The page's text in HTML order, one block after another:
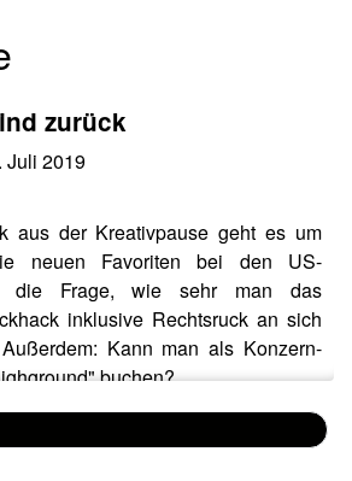
zurück
Juli 2019
aus der Kreativpause geht es um
neuen Favoriten bei den US-
die Frage, wie sehr man das
inklusive Rechtsruck an sich
Kann man als Konzern-
buchen?